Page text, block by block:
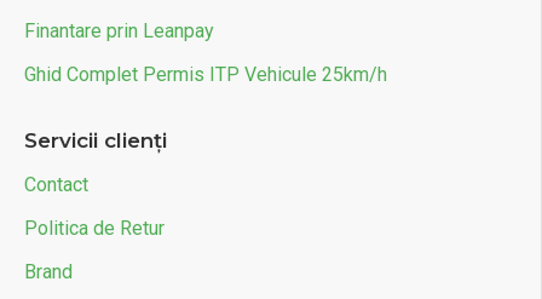
Finantare prin Leanpay
Ghid Complet Permis ITP Vehicule 25km/h
Servicii clienți
Contact
Politica de Retur
Brand